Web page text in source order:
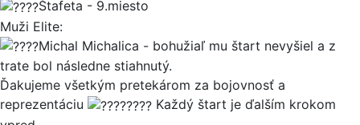
Štafeta - 9.miesto
Muži Elite:
Michal Michalica - bohužiaľ mu štart nevyšiel a z
trate bol následne stiahnutý.
Ďakujeme všetkým pretekárom za bojovnosť a
reprezentáciu
Každý štart je ďalším krokom